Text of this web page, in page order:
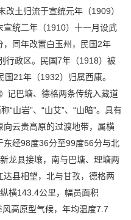
改土归流于宣统元年（1909）
宣统二年（1910）十一月设武
同年改置白玉州，民国2年
行政区。民国7年（1918）被
21年（1932）归属西康。
记巴塘、德格两条传统入藏道
“山岩”、“山艾”、“山暗”。具有
云贵高原的过渡地带，属横
东经98度36分至99度56分与北
龙县接壤，南与巴塘、理塘两
县相望，北与甘孜，德格两
横143.4公里，幅员面积
高原型气候，年均温度7.7